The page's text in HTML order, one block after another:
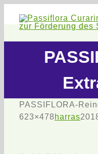
Inhalt
PASSIFLORA-
623×478 harras